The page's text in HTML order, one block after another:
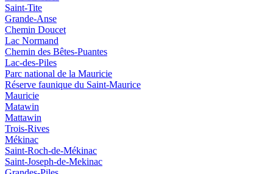
Saint-Tite
Grande-Anse
Chemin Doucet
Lac Normand
Chemin des Bêtes-Puantes
Lac-des-Piles
Parc national de la Mauricie
Réserve faunique du Saint‑Maurice
Mauricie
Matawin
Mattawin
Trois-Rives
Mékinac
Saint-Roch-de-Mékinac
Saint-Joseph-de-Mekinac